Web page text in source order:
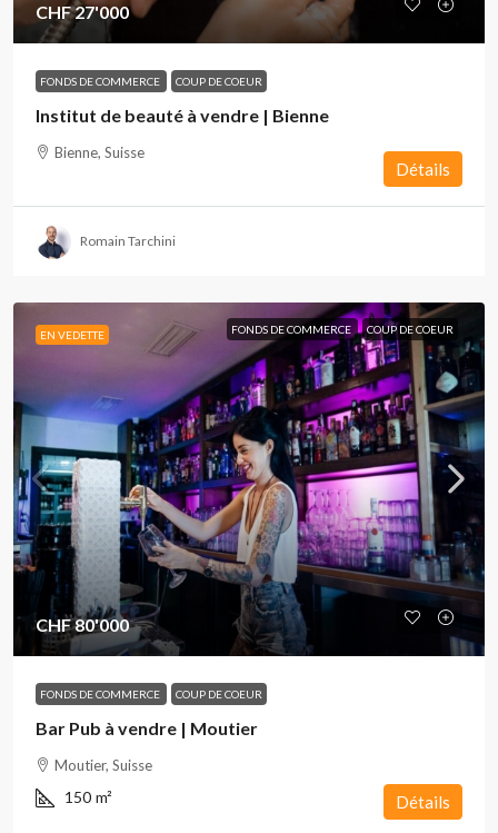
CHF 27'000
FONDS DE COMMERCE COUP DE COEUR
Institut de beauté à vendre | Bienne
Bienne, Suisse
Détails
Romain Tarchini
EN VEDETTE FONDS DE COMMERCE COUP DE COEUR
CHF 80'000
FONDS DE COMMERCE COUP DE COEUR
Bar Pub à vendre | Moutier
Moutier, Suisse
150 m² Détails